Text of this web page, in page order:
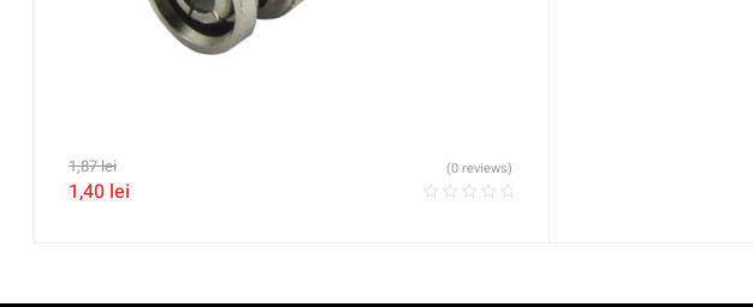
1,87lei
1,40 lei
(0 reviews)